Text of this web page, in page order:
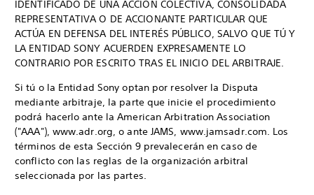
IDENTIFICADO DE UNA ACCIÓN COLECTIVA, CONSOLIDADA
REPRESENTATIVA O DE ACCIONANTE PARTICULAR QUE
ACTÚA EN DEFENSA DEL INTERÉS PÚBLICO, SALVO QUE TÚ Y
LA ENTIDAD SONY ACUERDEN EXPRESAMENTE LO
CONTRARIO POR ESCRITO TRAS EL INICIO DEL ARBITRAJE.
Si tú o la Entidad Sony optan por resolver la Disputa
mediante arbitraje, la parte que inicie el procedimiento
podrá hacerlo ante la American Arbitration Association
("AAA"), www.adr.org, o ante JAMS, www.jamsadr.com. Los
términos de esta Sección 9 prevalecerán en caso de
conflicto con las reglas de la organización arbitral
seleccionada por las partes.